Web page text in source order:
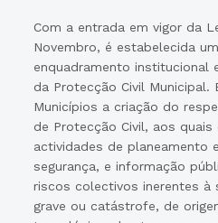
Com a entrada em vigor da
Novembro, é estabelecida
enquadramento institucional
da Protecção Civil
Municípios a criação do
de Protecção Civil, aos quais
actividades de planeamento
segurança, e informação
riscos colectivos inerentes à
grave ou catástrofe, de